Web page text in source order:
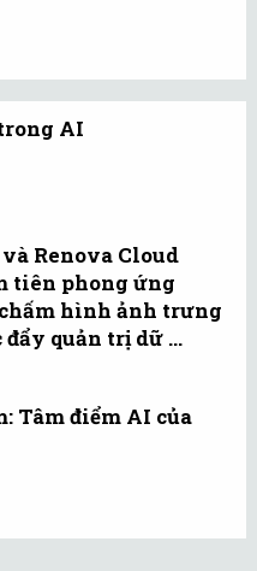
AI
Renova Cloud
tiên phong ứng
hình ảnh trưng
đẩy quản trị dữ ...
Tâm điểm AI của